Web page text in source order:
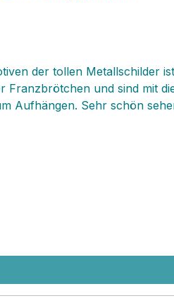
der tollen Metallschilder
Franzbrötchen und sind mit
Aufhängen. Sehr schön